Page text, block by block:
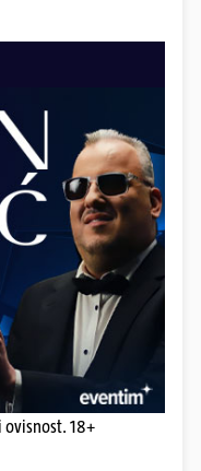
ovisnost. 18+